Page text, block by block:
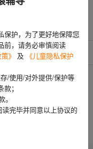
导
册手机号
保护，为了更好地保障您
前，请务必审慎阅读
》 及 《儿童隐私保护
/使用/对外提供/保护等
；
完毕并同意以上协议的